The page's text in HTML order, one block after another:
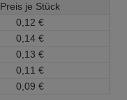
Preis je Stück
0, 12 €
0, 14 €
0, 13 €
0, 11 €
0, 09 €